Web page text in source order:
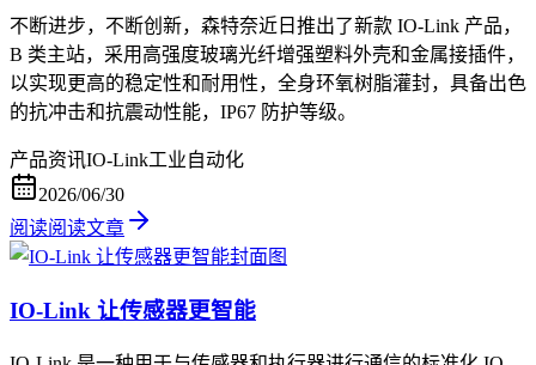
不断进步，不断创新，森特奈近日推出了新款 IO-Link 产品，
B 类主站，采用高强度玻璃光纤增强塑料外壳和金属接插件，
以实现更高的稳定性和耐用性，全身环氧树脂灌封，具备出色
的抗冲击和抗震动性能，IP67 防护等级。
产品资讯IO-Link工业自动化
2026/06/30
阅读阅读文章
IO-Link 让传感器更智能